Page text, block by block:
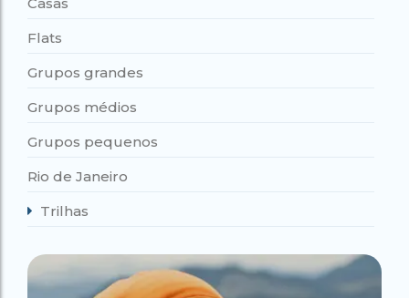
Flats
Grupos grandes
Grupos médios
Grupos pequenos
Rio de Janeiro
Trilhas